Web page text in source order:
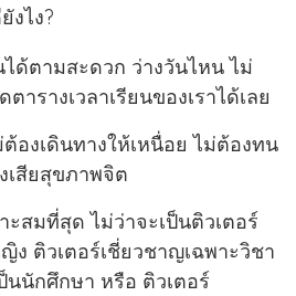
งไง?
ได้ตามสะดวก ว่างวันไหน ไม่
ารางเวลาเรียนของเราได้เลย
องเดินทางให้เหนื่อย ไม่ต้องทน
สียสุขภาพจิต
ะสมที่สุด ไม่ว่าจะเป็นติวเตอร์
ง ติวเตอร์เชี่ยวชาญเฉพาะวิชา
นนักศึกษา หรือ ติวเตอร์